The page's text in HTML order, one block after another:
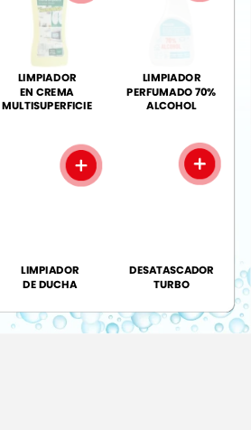
LIMPIADOR
EN CREMA
MULTISUPERFICIE
LIMPIADOR
DEDUCHA
LIMPIADOR
PERFUMADO70%
ALCOHOL
DESATASCADOR
TURBO